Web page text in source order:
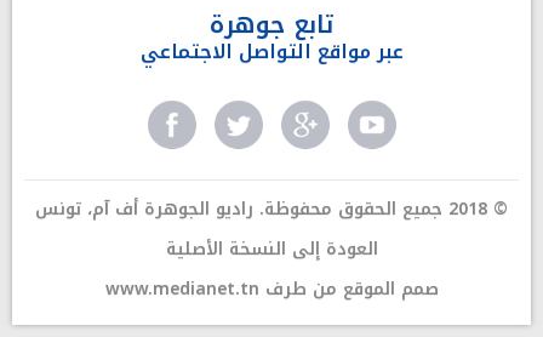
تابع جوهرة
عبر مواقع التواصل الاجتماعي
© 2018 جميع الحقوق محفوظة. راديو الجوهرة أف آم، تونس
العودة إلى النسخة الأصلية
www.medianet.tn صمم الموقع من طرف